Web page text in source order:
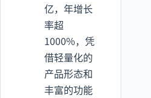
亿，年增长
率超
1000%，凭
借轻量化的
产品形态和
丰富的功能